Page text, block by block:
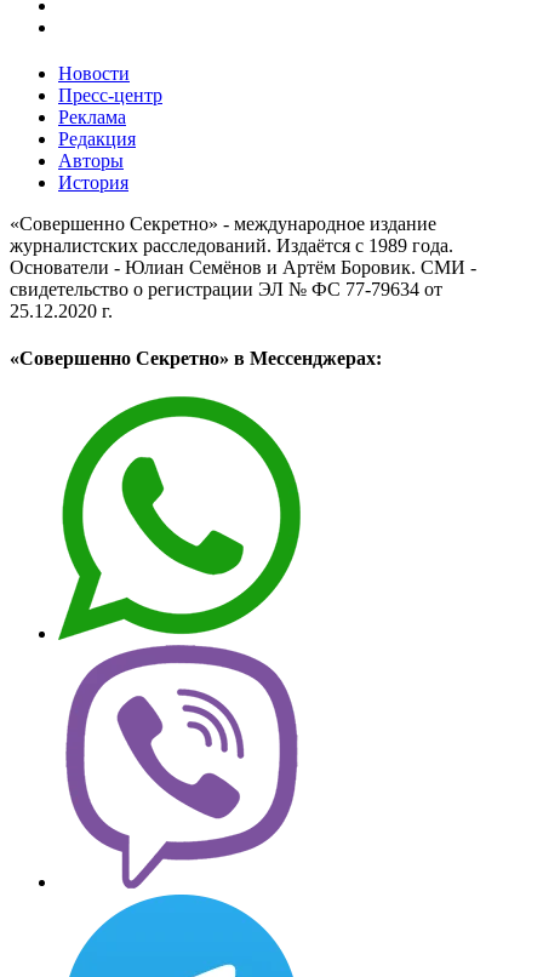
Новости
Пресс-центр
Реклама
Редакция
Авторы
История
«Совершенно Секретно» - международное издание
журналистских расследований. Издаётся с 1989 года.
Основатели - Юлиан Семёнов и Артём Боровик. CМИ -
свидетельство о регистрации ЭЛ № ФС 77-79634 от
25.12.2020 г.
«Совершенно Секретно» в Мессенджерах: